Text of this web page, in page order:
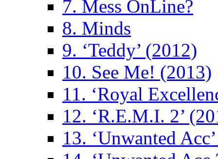
7. Mess OnLine?
8. Minds
9. ‘Teddy’ (2012)
10. See Me! (2013)
11. ‘Royal
12. ‘R.E.M.I. 2’
13. ‘Unwanted